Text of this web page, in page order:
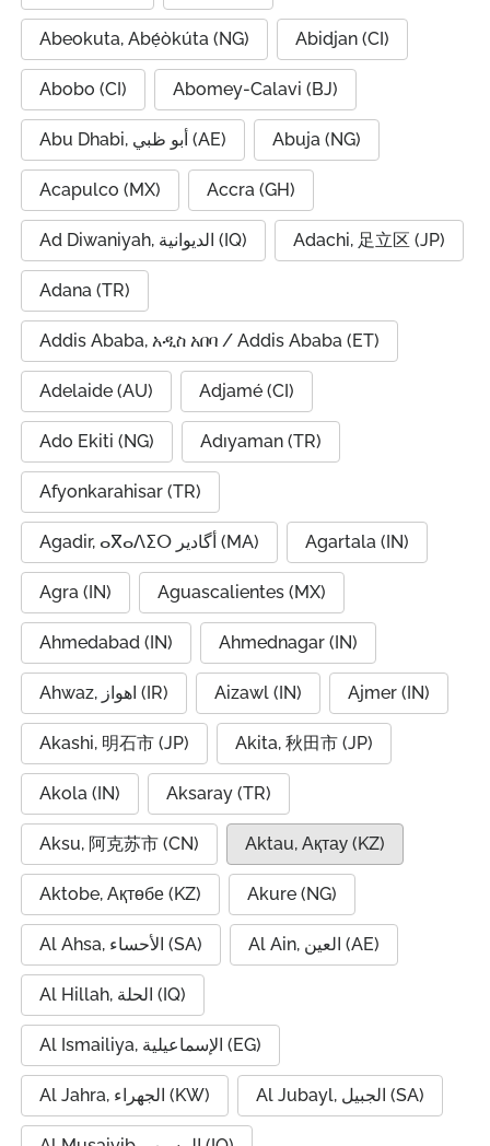
Abeokuta, Abẹ́òkúta (NG) Abidjan (CI)
Abobo (CI) Abomey-Calavi (BJ)
Abu Dhabi, أبو ظبي (AE) Abuja (NG)
Acapulco (MX) Accra (GH)
Ad Diwaniyah, الديوانية (IQ) Adachi, 足立区 (JP)
Adana (TR)
Addis Ababa, አዲስ አበባ / Addis Ababa (ET)
Adelaide (AU) Adjamé (CI)
Ado Ekiti (NG) Adıyaman (TR)
Afyonkarahisar (TR)
Agadir, ⴰⴳⴰⴷⵉⵔ أگادیر (MA) Agartala (IN)
Agra (IN) Aguascalientes (MX)
Ahmedabad (IN) Ahmednagar (IN)
Ahwaz, اهواز (IR) Aizawl (IN) Ajmer (IN)
Akashi, 明石市 (JP) Akita, 秋田市 (JP)
Akola (IN) Aksaray (TR)
Aksu, 阿克苏市 (CN) Aktau, Ақтау (KZ)
Aktobe, Ақтөбе (KZ) Akure (NG)
Al Ahsa, الأحساء (SA) Al Ain, العين (AE)
Al Hillah, الحلة (IQ)
Al Ismailiya, الإسماعيلية (EG)
Al Jahra, الجهراء (KW) Al Jubayl, الجبيل (SA)